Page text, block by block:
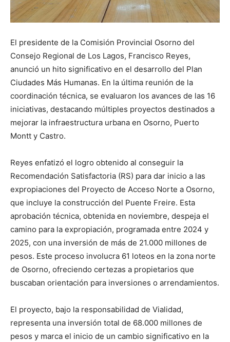
El presidente de la Comisión Provincial Osorno del
Consejo Regional de Los Lagos, Francisco Reyes,
anunció un hito significativo en el desarrollo del Plan
Ciudades Más Humanas. En la última reunión de la
coordinación técnica, se evaluaron los avances de las 16
iniciativas, destacando múltiples proyectos destinados a
mejorar la infraestructura urbana en Osorno, Puerto
Montt y Castro.
Reyes enfatizó el logro obtenido al conseguir la
Recomendación Satisfactoria (RS) para dar inicio a las
expropiaciones del Proyecto de Acceso Norte a Osorno,
que incluye la construcción del Puente Freire. Esta
aprobación técnica, obtenida en noviembre, despeja el
camino para la expropiación, programada entre 2024 y
2025, con una inversión de más de 21.000 millones de
pesos. Este proceso involucra 61 loteos en la zona norte
de Osorno, ofreciendo certezas a propietarios que
buscaban orientación para inversiones o arrendamientos.
El proyecto, bajo la responsabilidad de Vialidad,
representa una inversión total de 68.000 millones de
pesos y marca el inicio de un cambio significativo en la